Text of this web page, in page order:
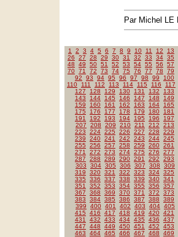
Par Michel LE
1 2 3 4 5 6 7 8 9 10 11 12
13
26
27 28 29 30 31 32 33 34 35
48
49 50 51 52 53 54 55 56
57
70 71 72 73 74 75 76 77 78
79
92
93 94 95 96 97 98 99
100
110
111 112 113 114 115 116
117
127
128 129 130 131 132
133
143
144 145 146 147 148
149
159
160 161 162 163 164
165
175
176 177 178 179 180
181
191
192 193 194 195 196
197
207
208 209 210 211 212
213
223
224 225 226 227 228
229
239
240 241 242 243 244 245
255
256 257 258 259 260 261
271
272 273 274 275 276
277
287
288 289 290 291 292
293
303
304 305 306 307 308
309
319
320 321 322 323 324 325
335
336 337 338 339 340 341
351
352 353 354 355 356
357
367
368 369 370 371 372
373
383
384 385 386 387 388
389
399
400 401 402 403 404 405
415
416 417 418 419 420 421
431
432 433 434 435 436
437
447
448 449 450 451 452
453
463
464 465 466 467 468 469